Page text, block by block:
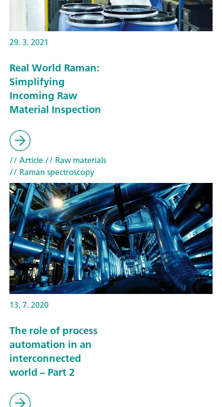
29. 3. 2021
Real World Raman:
Simplifying
Incoming Raw
Material Inspection
// Article// Raw materials
// Raman spectroscopy
13. 7. 2020
The role of process
automation in an
interconnected
world – Part 2